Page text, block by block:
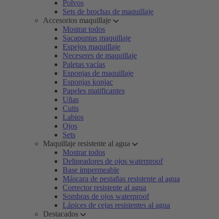
Polvos
Sets de brochas de maquillaje
Accesorios maquillaje
Mostrar todos
Sacapuntas maquillaje
Espejos maquillaje
Neceseres de maquillaje
Paletas vacías
Esponjas de maquillaje
Esponjas konjac
Papeles matificantes
Uñas
Cutis
Labios
Ojos
Sets
Maquillaje resistente al agua
Mostrar todos
Delineadores de ojos waterproof
Base impermeable
Máscara de pestañas resistente al agua
Corrector resistente al agua
Sombras de ojos waterproof
Lápices de cejas resistentes al agua
Destacados